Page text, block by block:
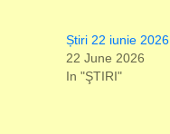
Știri 22 iunie 2026
22 June 2026
In "ŞTIRI"